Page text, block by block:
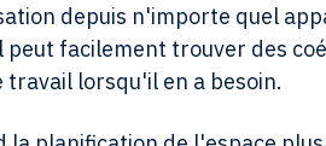
depuis n'importe quel
facilement trouver des
lorsqu'il en a besoin.